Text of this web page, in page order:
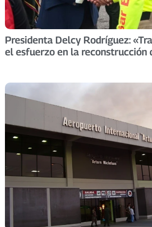
Presidenta Delcy Rodríguez:
el esfuerzo en la reconstrucción